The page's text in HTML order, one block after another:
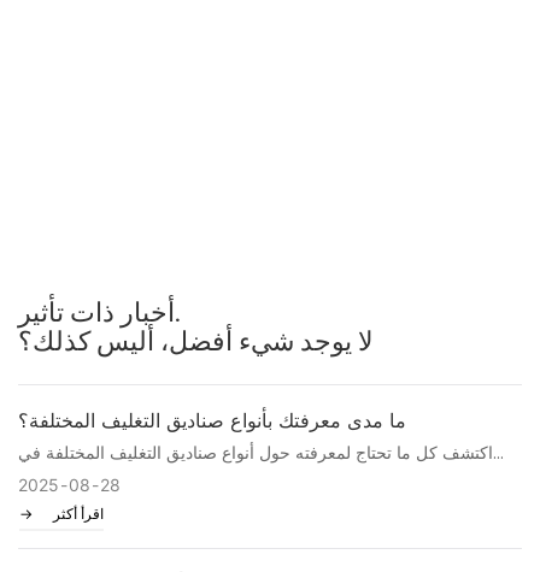
أخبار ذات تأثير.
لا يوجد شيء أفضل، أليس كذلك؟
ما مدى معرفتك بأنواع صناديق التغليف المختلفة؟
اكتشف كل ما تحتاج لمعرفته حول أنواع صناديق التغليف المختلفة في
أحدث مقال لدينا! اكتشف كيفية اختيار الصندوق المثالي لمنتجك، وتعرّف
على مزايا كل نوع، وتأكد من تميز تغليفك عن منافسيه. انقر الآن لتصبح
خبيرًا في التغليف!
2025 08 28
اقرأ أكثر